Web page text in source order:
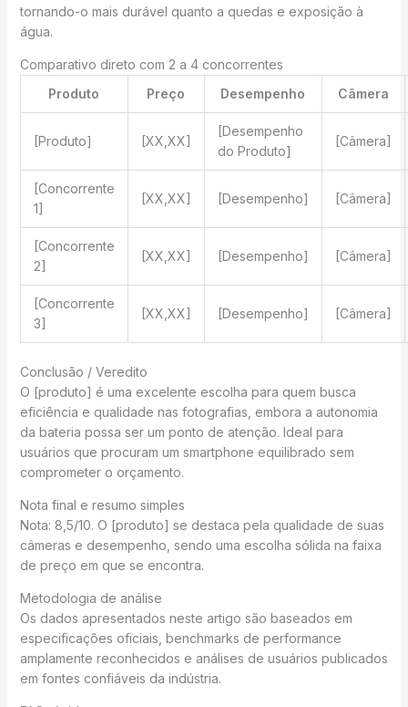
tornando-o mais durável quanto a quedas e exposição à
água.
Comparativo direto com 2 a 4 concorrentes
Produto
Preço Desempenho Câmera
[Produto] [XX,XX]
[Desempenho
do Produto]
[Câmera]
[Concorrente
1]
[XX,XX] [Desempenho] [Câmera]
[Concorrente
2]
[XX,XX] [Desempenho] [Câmera]
[Concorrente
3]
[XX,XX] [Desempenho] [Câmera]
Conclusão / Veredito
O [produto] é uma excelente escolha para quem busca
eficiência e qualidade nas fotografias, embora a autonomia
da bateria possa ser um ponto de atenção. Ideal para
usuários que procuram um smartphone equilibrado sem
comprometer o orçamento.
Nota final e resumo simples
Nota: 8,5/10. O [produto] se destaca pela qualidade de suas
câmeras e desempenho, sendo uma escolha sólida na faixa
de preço em que se encontra.
Metodologia de análise
Os dados apresentados neste artigo são baseados em
especificações oficiais, benchmarks de performance
amplamente reconhecidos e análises de usuários publicados
em fontes confiáveis da indústria.